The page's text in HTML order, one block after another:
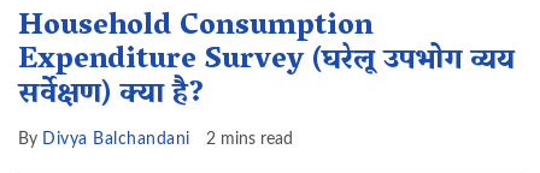
Household Consumption
Expenditure Survey (घरेलू उपभोग व्यय
सर्वेक्षण) क्या है?
By Divya Balchandani 2 mins read